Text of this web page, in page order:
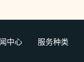
中心 服务种类